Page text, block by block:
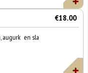
€18.00
augurk en sla